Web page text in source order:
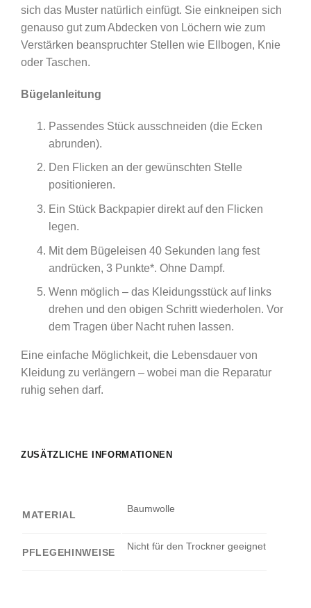
sich das Muster natürlich einfügt. Sie einkneipen sich
genauso gut zum Abdecken von Löchern wie zum
Verstärken beanspruchter Stellen wie Ellbogen, Knie
oder Taschen.
Bügelanleitung
Passendes Stück ausschneiden (die Ecken
abrunden).
Den Flicken an der gewünschten Stelle
positionieren.
Ein Stück Backpapier direkt auf den Flicken
legen.
Mit dem Bügeleisen 40 Sekunden lang fest
andrücken, 3 Punkte*. Ohne Dampf.
Wenn möglich – das Kleidungsstück auf links
drehen und den obigen Schritt wiederholen. Vor
dem Tragen über Nacht ruhen lassen.
Eine einfache Möglichkeit, die Lebensdauer von
Kleidung zu verlängern – wobei man die Reparatur
ruhig sehen darf.
ZUSÄTZLICHE INFORMATIONEN
MATERIAL
Baumwolle
PFLEGEHINWEISE
Nicht für den Trockner geeignet